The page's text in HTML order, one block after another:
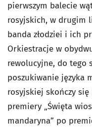
pierwszym balecie
rosyjskich, w drugim
banda złodziei i ich
Orkiestracje w
rewolucyjne, do tego
poszukiwanie języka
rosyjskiej skończy
premiery „Święta
mandaryna” po